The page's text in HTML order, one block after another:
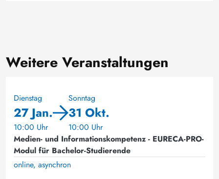
Weitere Veranstaltungen
Dienstag
27 Jan.
10:00 Uhr
Sonntag
31 Okt.
10:00 Uhr
Medien- und Informationskompetenz - EURECA-PRO-
Modul für Bachelor-Studierende
online, asynchron